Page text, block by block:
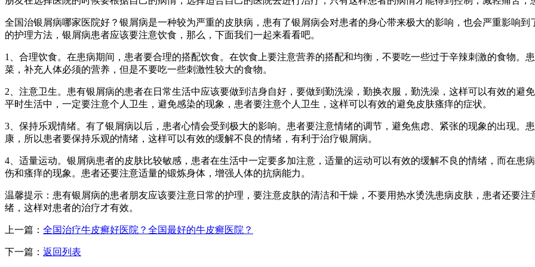
全国治银屑病哪家医院好？银屑病是一种较为严重的皮肤病，患有了银屑病会对患者的身心带来极大的影响，也会严重影响
的护理方法，银屑病患者应该要注意饮食，那么，下面我们一起来看看吧。
1、合理饮食。在患病期间，患者要合理的搭配饮食。在饮食上要注意营养的搭配和均衡，不要吃一些过于辛辣刺激的食物。
菜，补充人体必须的营养，但是不要吃一些刺激性较大的食物。
2、注意卫生。患有银屑病的患者在日常生活中应该要做到洁身自好，要做到勤洗澡，勤换衣服，勤洗澡，这样可以有效的避
平时生活中，一定要注意个人卫生，避免感染的现象，患者要注意个人卫生，这样可以有效的避免皮肤瘙痒的症状。
3、保持乐观情绪。有了银屑病以后，患者心情会受到极大的影响。患者要注意情绪的调节，避免焦虑、紧张的现象的出现。
康，所以患者要保持乐观的情绪，这样可以有效的缓解不良的情绪，有利于治疗银屑病。
4、适量运动。银屑病患者的皮肤比较敏感，患者在生活中一定要多加注意，适量的运动可以有效的缓解不良的情绪，而在患
伤和瘙痒的现象。患者还要注意适量的锻炼身体，增强人体的抗病能力。
温馨提示：患有银屑病的患者朋友应该要注意日常的护理，要注意皮肤的清洁和干燥，不要用热水烫洗患病皮肤，患者还要
绪，这样对患者的治疗才有效。
上一篇： 全国治疗牛皮癣好医院？全国最好的牛皮癣医院？
下一篇： 返回列表